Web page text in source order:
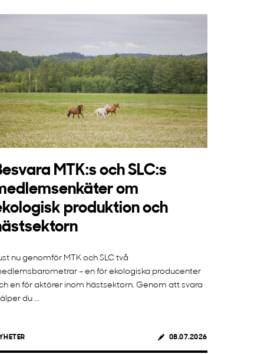
MTK:s och SLC:s
om
produktion och
nu genomför MTK och SLC två
– en för ekologiska producenter
en för aktörer inom hästsektorn. Genom att svara
du ...
08.07.2026